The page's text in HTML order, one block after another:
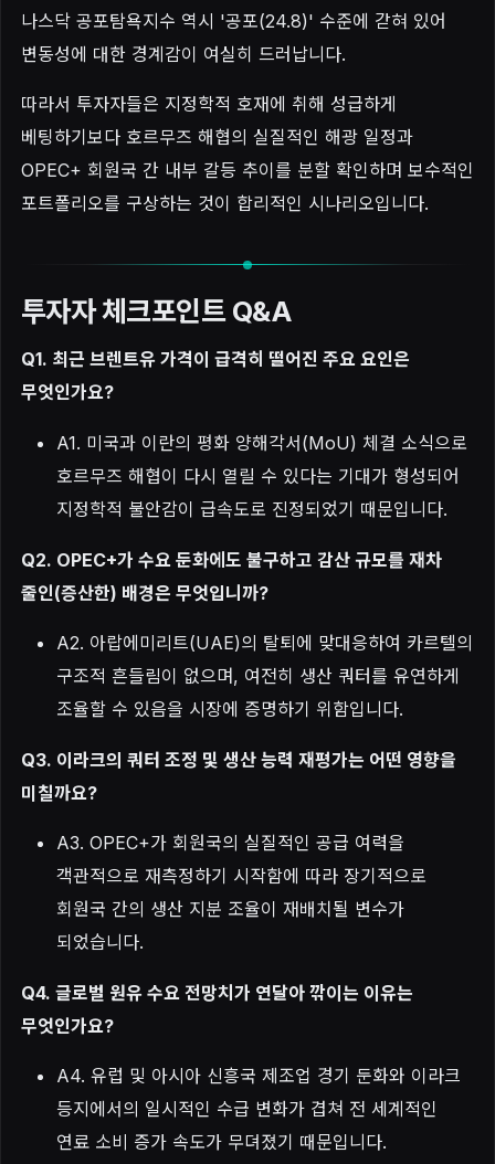
나스닥 공포탐욕지수 역시 '공포(24.8)' 수준에 갇혀 있어
변동성에 대한 경계감이 여실히 드러납니다.
따라서 투자자들은 지정학적 호재에 취해 성급하게
베팅하기보다 호르무즈 해협의 실질적인 해광 일정과
OPEC+ 회원국 간 내부 갈등 추이를 분할 확인하며 보수적인
포트폴리오를 구상하는 것이 합리적인 시나리오입니다.
투자자 체크포인트 Q&A
Q1. 최근 브렌트유 가격이 급격히 떨어진 주요 요인은
무엇인가요?
A1. 미국과 이란의 평화 양해각서(MoU) 체결 소식으로
호르무즈 해협이 다시 열릴 수 있다는 기대가 형성되어
지정학적 불안감이 급속도로 진정되었기 때문입니다.
Q2. OPEC+가 수요 둔화에도 불구하고 감산 규모를 재차
줄인(증산한) 배경은 무엇입니까?
A2. 아랍에미리트(UAE)의 탈퇴에 맞대응하여 카르텔의
구조적 흔들림이 없으며, 여전히 생산 쿼터를 유연하게
조율할 수 있음을 시장에 증명하기 위함입니다.
Q3. 이라크의 쿼터 조정 및 생산 능력 재평가는 어떤 영향을
미칠까요?
A3. OPEC+가 회원국의 실질적인 공급 여력을
객관적으로 재측정하기 시작함에 따라 장기적으로
회원국 간의 생산 지분 조율이 재배치될 변수가
되었습니다.
Q4. 글로벌 원유 수요 전망치가 연달아 깎이는 이유는
무엇인가요?
A4. 유럽 및 아시아 신흥국 제조업 경기 둔화와 이라크
등지에서의 일시적인 수급 변화가 겹쳐 전 세계적인
연료 소비 증가 속도가 무뎌졌기 때문입니다.